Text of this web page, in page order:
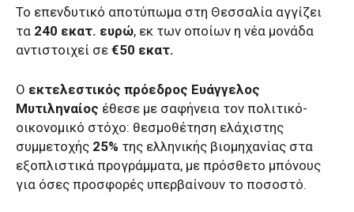
Το επενδυτικό αποτύπωμα στη Θεσσαλία αγγίζει
τα 240 εκατ. ευρώ, εκ των οποίων η νέα μονάδα
αντιστοιχεί σε €50 εκατ.
Ο εκτελεστικός πρόεδρος Ευάγγελος
Μυτιληναίος έθεσε με σαφήνεια τον πολιτικό-
οικονομικό στόχο: θεσμοθέτηση ελάχιστης
συμμετοχής 25% της ελληνικής βιομηχανίας στα
εξοπλιστικά προγράμματα, με πρόσθετο μπόνους
για όσες προσφορές υπερβαίνουν το ποσοστό.